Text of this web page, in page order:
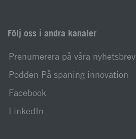
Följ oss i andra kanaler
Prenumerera på våra nyhetsbrev
Podden På spaning innovation
Facebook
LinkedIn